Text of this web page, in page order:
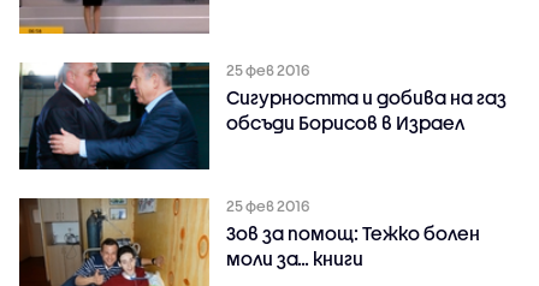
25 фев 2016
Сигурността и добива на газ
обсъди Борисов в Израел
25 фев 2016
Зов за помощ: Тежко болен
моли за… книги